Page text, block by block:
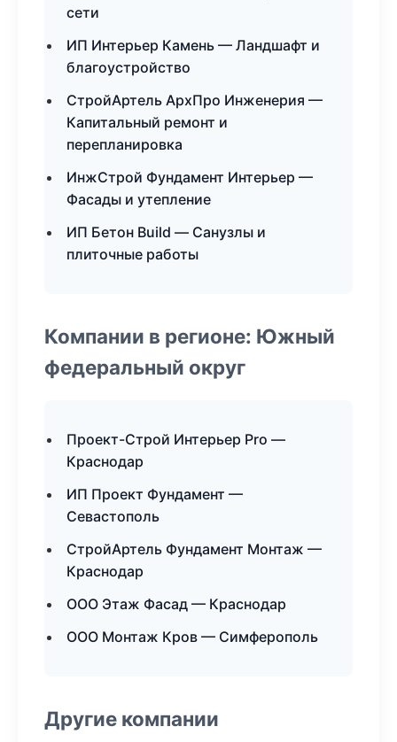
сети
ИП Интерьер Камень — Ландшафт и
благоустройство
СтройАртель АрхПро Инженерия —
Капитальный ремонт и
перепланировка
ИнжСтрой Фундамент Интерьер —
Фасады и утепление
ИП Бетон Build — Санузлы и
плиточные работы
Компании в регионе: Южный
федеральный округ
Проект-Строй Интерьер Pro —
Краснодар
ИП Проект Фундамент —
Севастополь
СтройАртель Фундамент Монтаж —
Краснодар
ООО Этаж Фасад — Краснодар
ООО Монтаж Кров — Симферополь
Другие компании